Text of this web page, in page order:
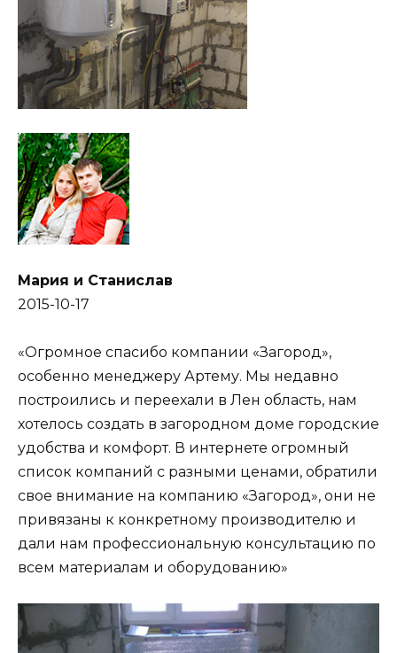
Мария и Станислав
2015-10-17
«Огромное спасибо компании «Загород»,
особенно менеджеру Артему. Мы недавно
построились и переехали в Лен область, нам
хотелось создать в загородном доме городские
удобства и комфорт. В интернете огромный
список компаний с разными ценами, обратили
свое внимание на компанию «Загород», они не
привязаны к конкретному производителю и
дали нам профессиональную консультацию по
всем материалам и оборудованию»